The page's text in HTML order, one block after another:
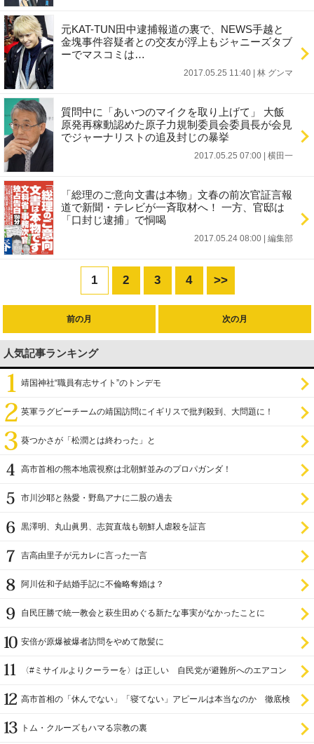
元KAT-TUN田中逮捕報道の裏で、NEWS手越と
金塊事件容疑者との交友が浮上もジャニーズタブ
ーでマスコミは…
2017.05.25 11:40 林 グンマ
質問中に「あいつのマイクを取り上げて」 大飯
原発再稼動認めた原子力規制委員会委員長が会見
でジャーナリストの追及封じの暴挙
2017.05.25 07:00 横田一
「総理のご意向文書は本物」文春の前次官証言報
道で新聞・テレビが一斉取材へ！ 一方、官邸は
「口封じ逮捕」で恫喝
2017.05.24 08:00 編集部
1 2 3 4 >>
前の月 次の月
人気記事ランキング
靖国神社“職員有志サイト”のトンデモ
英軍ラグビーチームの靖国訪問にイギリスで批判殺到、大問題に！
葵つかさが「松潤とは終わった」と
高市首相の熊本地震視察は北朝鮮並みのプロパガンダ！
市川沙耶と熱愛・野島アナに二股の過去
黒澤明、丸山眞男、志賀直哉も朝鮮人虐殺を証言
吉高由里子が元カレに言った一言
阿川佐和子結婚手記に不倫略奪婚は？
自民圧勝で統一教会と萩生田めぐる新たな事実がなかったことに
安倍が原爆被爆者訪問をやめて散髪に
〈#ミサイルよりクーラーを〉は正しい 自民党が避難所へのエアコン
高市首相の「休んでない」「寝てない」アピールは本当なのか 徹底検
トム・クルーズもハマる宗教の裏